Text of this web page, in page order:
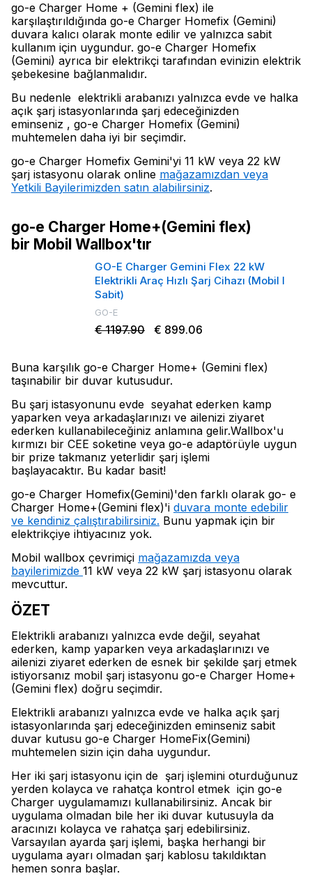
go-e Charger Home + (Gemini flex) ile
karşılaştırıldığında go-e Charger Homefix (Gemini)
duvara kalıcı olarak monte edilir ve yalnızca sabit
kullanım için uygundur. go-e Charger Homefix
(Gemini) ayrıca bir elektrikçi tarafından evinizin elektrik
şebekesine bağlanmalıdır.
Bu nedenle elektrikli arabanızı yalnızca evde ve halka
açık şarj istasyonlarında şarj edeceğinizden
eminseniz , go-e Charger Homefix (Gemini)
muhtemelen daha iyi bir seçimdir.
go-e Charger Homefix Gemini'yi 11 kW veya 22 kW
şarj istasyonu olarak online mağazamızdan veya
Yetkili Bayilerimizden satın alabilirsiniz.
go-e Charger Home+(Gemini flex)
bir Mobil Wallbox'tır
GO-E Charger Gemini Flex 22 kW
Elektrikli Araç Hızlı Şarj Cihazı (Mobil I
Sabit)
GO-E
€ 1197.90 € 899.06
Buna karşılık go-e Charger Home+ (Gemini flex)
taşınabilir bir duvar kutusudur.
Bu şarj istasyonunu evde seyahat ederken kamp
yaparken veya arkadaşlarınızı ve ailenizi ziyaret
ederken kullanabileceğiniz anlamına gelir.Wallbox'u
kırmızı bir CEE soketine veya go-e adaptörüyle uygun
bir prize takmanız yeterlidir şarj işlemi
başlayacaktır. Bu kadar basit!
go-e Charger Homefix(Gemini)'den farklı olarak go- e
Charger Home+(Gemini flex)'i duvara monte edebilir
ve kendiniz çalıştırabilirsiniz. Bunu yapmak için bir
elektrikçiye ihtiyacınız yok.
Mobil wallbox çevrimiçi mağazamızda veya
bayilerimizde 11 kW veya 22 kW şarj istasyonu olarak
mevcuttur.
ÖZET
Elektrikli arabanızı yalnızca evde değil, seyahat
ederken, kamp yaparken veya arkadaşlarınızı ve
ailenizi ziyaret ederken de esnek bir şekilde şarj etmek
istiyorsanız mobil şarj istasyonu go-e Charger Home+
(Gemini flex) doğru seçimdir.
Elektrikli arabanızı yalnızca evde ve halka açık şarj
istasyonlarında şarj edeceğinizden eminseniz sabit
duvar kutusu go-e Charger HomeFix(Gemini)
muhtemelen sizin için daha uygundur.
Her iki şarj istasyonu için de şarj işlemini oturduğunuz
yerden kolayca ve rahatça kontrol etmek için go-e
Charger uygulamamızı kullanabilirsiniz. Ancak bir
uygulama olmadan bile her iki duvar kutusuyla da
aracınızı kolayca ve rahatça şarj edebilirsiniz.
Varsayılan ayarda şarj işlemi, başka herhangi bir
uygulama ayarı olmadan şarj kablosu takıldıktan
hemen sonra başlar.